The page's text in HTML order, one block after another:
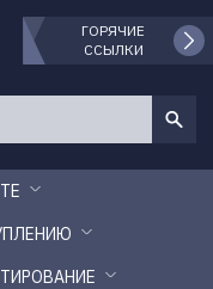
ГОРЯЧИЕ
ССЫЛКИ